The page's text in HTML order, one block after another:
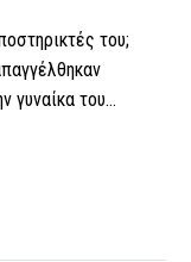
του;
γυναίκα του…